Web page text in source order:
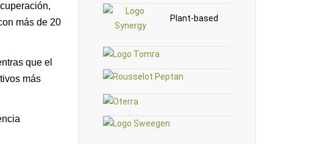
más de 20
que el
más
Plant-based